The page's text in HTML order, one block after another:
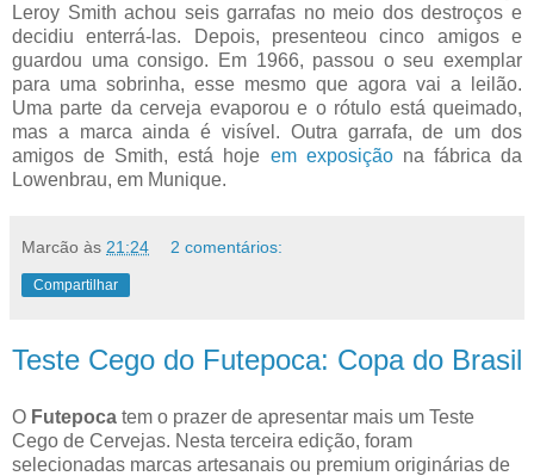
Leroy Smith achou seis garrafas no meio dos destroços e
decidiu enterrá-las. Depois, presenteou cinco amigos e
guardou uma consigo. Em 1966, passou o seu exemplar
para uma sobrinha, esse mesmo que agora vai a leilão.
Uma parte da cerveja evaporou e o rótulo está queimado,
mas a marca ainda é visível. Outra garrafa, de um dos
amigos de Smith, está hoje em exposiçãona fábrica da
Lowenbrau, em Munique.
Marcão às 21:24 2 comentários:
Compartilhar
Teste Cego do Futepoca: Copa do Brasil
O Futepoca tem o prazer de apresentar mais um Teste
Cego de Cervejas. Nesta terceira edição, foram
selecionadas marcas artesanais ou premium originárias de